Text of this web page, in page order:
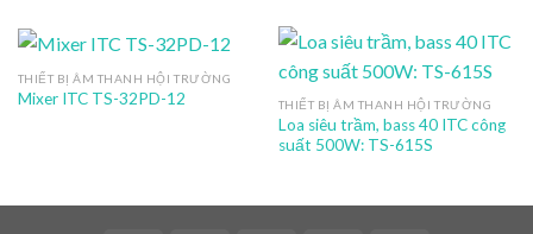
THIẾT BỊ ÂM THANH HỘI TRƯỜNG
Mixer ITC TS-32PD-12 THIẾT BỊ ÂM THANH HỘI TRƯỜNG
Loa siêu trầm, bass 40 ITC công
suất 500W: TS-615S